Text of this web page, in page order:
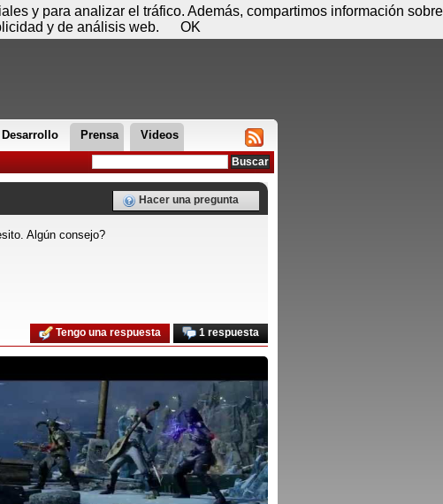
Desarrollo Prensa Videos
Hacer una pregunta
Algún consejo?
1 respuesta
Tengo una respuesta
Viernes 07 de agosto - 10:47 Registrar Conectar
y para analizar el tráfico. Además, compartimos información sobre
y de análisis web.
OK